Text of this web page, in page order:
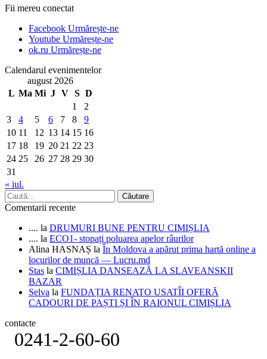
Fii mereu conectat
Facebook Urmărește-ne
Youtube Urmărește-ne
ok.ru Urmărește-ne
Calendarul evenimentelor
august 2026
L Ma Mi J V S D
1
2
3
4 5 6 7 8
9
10 11 12 13 14 15 16
17 18 19 20 21 22 23
24 25 26 27 28 29 30
31
« iul.
Comentarii recente
.... la DRUMURI BUNE PENTRU CIMIȘLIA
.... la ECO1- stopați poluarea apelor râurilor
Alina HASNAȘ la În Moldova a apărut prima hartă online a
locurilor de muncă — Lucru.md
Stas la CIMIȘLIA DANSEAZĂ LA SLAVEANSKII
BAZAR
Selva la FUNDAȚIA RENATO USATÎI OFERĂ
CADOURI DE PAȘTI ȘI ÎN RAIONUL CIMIȘLIA
contacte
0241-2-60-60